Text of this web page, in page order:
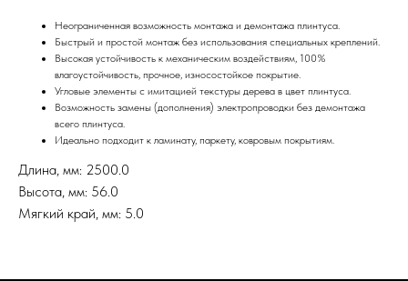
Неограниченная возможность монтажа и демонтажа плинтуса.
Быстрый и простой монтаж без использования специальных креплений.
Высокая устойчивость к механическим воздействиям, 100%
влагоустойчивость, прочное, износостойкое покрытие.
Угловые элементы с имитацией текстуры дерева в цвет плинтуса.
Возможность замены (дополнения) электропроводки без демонтажа
всего плинтуса.
Идеально подходит к ламинату, паркету, ковровым покрытиям.
Длина, мм: 2500.0
Высота, мм: 56.0
Мягкий край, мм: 5.0